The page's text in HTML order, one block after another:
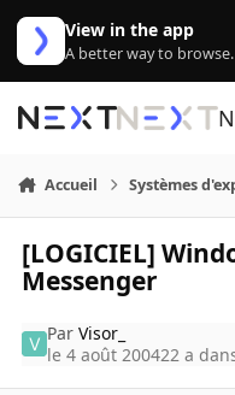
Aller au contenu
View in the app
A better way to browse.
Accueil Systèmes
[LOGICIEL]
Messenger
ParVisor_
le 4 août 200422 a